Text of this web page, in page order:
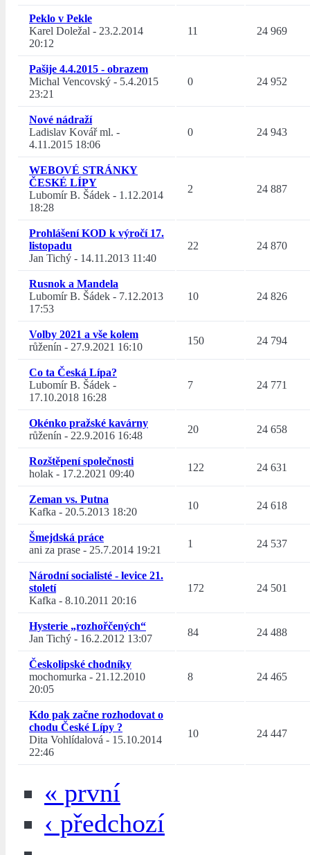
Peklo v Pekle
Karel Doležal - 23.2.2014
20:12
11 24 969
Pašije 4.4.2015 - obrazem
Michal Vencovský - 5.4.2015
23:21
0 24 952
Nové nádraží
Ladislav Kovář ml. -
4.11.2015 18:06
0 24 943
WEBOVÉ STRÁNKY
ČESKÉ LÍPY
Lubomír B. Šádek - 1.12.2014
18:28
2 24 887
Prohlášení KOD k výročí 17.
listopadu
Jan Tichý - 14.11.2013 11:40
22 24 870
Rusnok a Mandela
Lubomír B. Šádek - 7.12.2013
17:53
10 24 826
Volby 2021 a vše kolem
růženín - 27.9.2021 16:10
150 24 794
Co ta Česká Lípa?
Lubomír B. Šádek -
17.10.2018 16:28
7 24 771
Okénko pražské kavárny
růženín - 22.9.2016 16:48
20 24 658
Rozštěpení společnosti
holak - 17.2.2021 09:40
122 24 631
Zeman vs. Putna
Kafka - 20.5.2013 18:20
10 24 618
Šmejdská práce
ani za prase - 25.7.2014 19:21
1 24 537
Národní socialisté - levice 21.
století
Kafka - 8.10.2011 20:16
172 24 501
Hysterie „rozhořčených“
Jan Tichý - 16.2.2012 13:07
84 24 488
Českolipské chodníky
mochomurka - 21.12.2010
20:05
8 24 465
Kdo pak začne rozhodovat o
chodu České Lípy ?
Dita Vohlídalová - 15.10.2014
22:46
10 24 447
« první
‹ předchozí